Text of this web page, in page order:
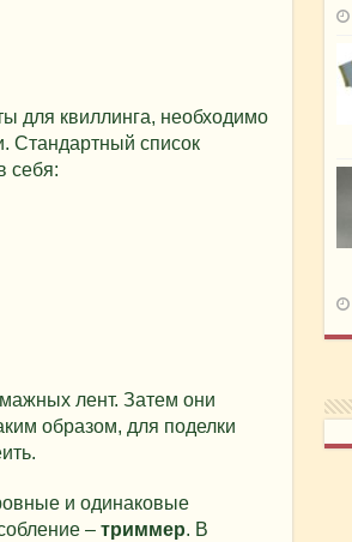
для квиллинга, необходимо
Стандартный список
себя:
лент. Затем они
образом, для поделки
и одинаковые
– триммер. В